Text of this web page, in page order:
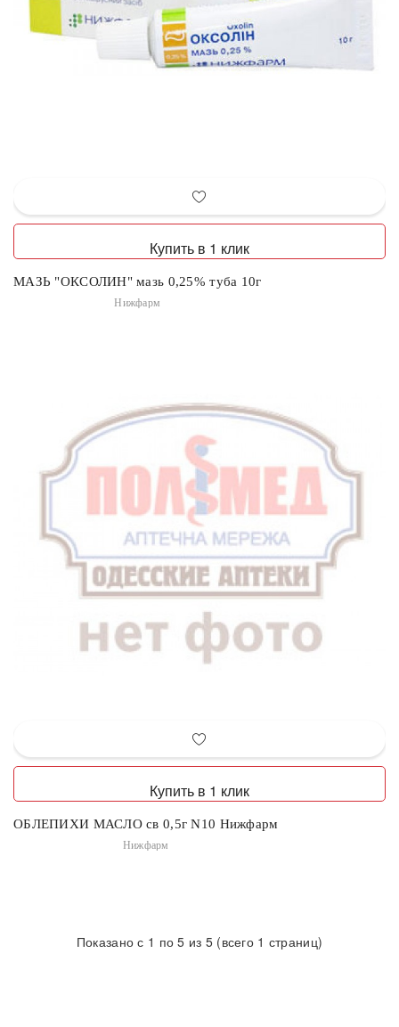
Купить в 1 клик
МАЗЬ "ОКСОЛИН" мазь 0,25% туба 10г
Нижфарм
Купить в 1 клик
ОБЛЕПИХИ МАСЛО св 0,5г N10 Нижфарм
Нижфарм
Показано с 1 по 5 из 5 (всего 1 страниц)